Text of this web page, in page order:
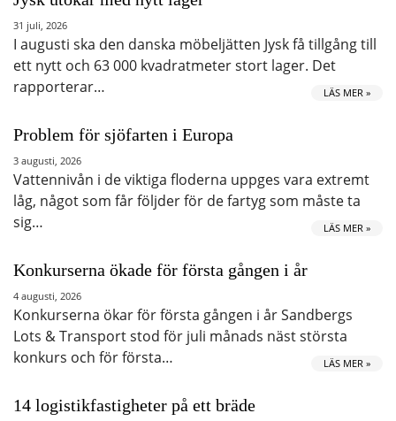
31 juli, 2026
I augusti ska den danska möbeljätten Jysk få tillgång till
ett nytt och 63 000 kvadratmeter stort lager. Det
rapporterar…
LÄS MER »
Problem för sjöfarten i Europa
3 augusti, 2026
Vattennivån i de viktiga floderna uppges vara extremt
låg, något som får följder för de fartyg som måste ta
sig…
LÄS MER »
Konkurserna ökade för första gången i år
4 augusti, 2026
Konkurserna ökar för första gången i år Sandbergs
Lots & Transport stod för juli månads näst största
konkurs och för första…
LÄS MER »
14 logistikfastigheter på ett bräde